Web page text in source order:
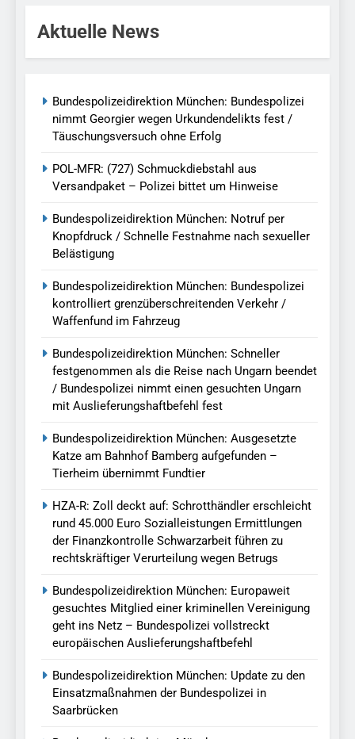
Aktuelle News
Bundespolizeidirektion München: Bundespolizei
nimmt Georgier wegen Urkundendelikts fest /
Täuschungsversuch ohne Erfolg
POL-MFR: (727) Schmuckdiebstahl aus
Versandpaket – Polizei bittet um Hinweise
Bundespolizeidirektion München: Notruf per
Knopfdruck / Schnelle Festnahme nach sexueller
Belästigung
Bundespolizeidirektion München: Bundespolizei
kontrolliert grenzüberschreitenden Verkehr /
Waffenfund im Fahrzeug
Bundespolizeidirektion München: Schneller
festgenommen als die Reise nach Ungarn beendet
/ Bundespolizei nimmt einen gesuchten Ungarn
mit Auslieferungshaftbefehl fest
Bundespolizeidirektion München: Ausgesetzte
Katze am Bahnhof Bamberg aufgefunden –
Tierheim übernimmt Fundtier
HZA-R: Zoll deckt auf: Schrotthändler erschleicht
rund 45.000 Euro Sozialleistungen Ermittlungen
der Finanzkontrolle Schwarzarbeit führen zu
rechtskräftiger Verurteilung wegen Betrugs
Bundespolizeidirektion München: Europaweit
gesuchtes Mitglied einer kriminellen Vereinigung
geht ins Netz – Bundespolizei vollstreckt
europäischen Auslieferungshaftbefehl
Bundespolizeidirektion München: Update zu den
Einsatzmaßnahmen der Bundespolizei in
Saarbrücken